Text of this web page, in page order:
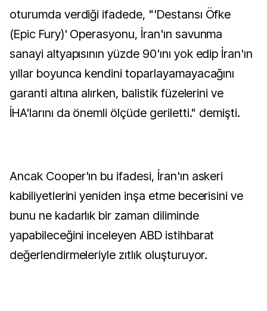
oturumda verdiği ifadede, "'Destansı Öfke
(Epic Fury)' Operasyonu, İran'ın savunma
sanayi altyapısının yüzde 90'ını yok edip İran'ın
yıllar boyunca kendini toparlayamayacağını
garanti altına alırken, balistik füzelerini ve
İHA'larını da önemli ölçüde geriletti." demişti.
Ancak Cooper'ın bu ifadesi, İran'ın askeri
kabiliyetlerini yeniden inşa etme becerisini ve
bunu ne kadarlık bir zaman diliminde
yapabileceğini inceleyen ABD istihbarat
değerlendirmeleriyle zıtlık oluşturuyor.